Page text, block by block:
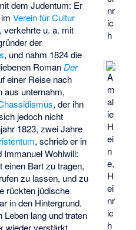
nr
ic
h
A
m
al
ie
H
ei
n
e,
H
ei
nr
ic
h
dem Judentum: Er
imVerein für Cultur
, verkehrte u. a. mit
der
, und nahm 1824 die
RomanDer
einer Reise nach
aus unternahm,
, der ihn
jedoch nicht
1823, zwei Jahre
, schrieb er in
Immanuel Wohlwill:
einen Bart zu tragen,
zu lassen, und zu
rückten jüdische
in den Hintergrund.
Leben lang und traten
wieder verstärkt